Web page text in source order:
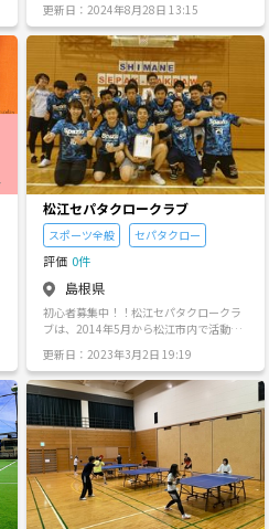
えて楽しく歌って交流するカラオケサー
クルです。 洋楽のジャンルは特にないで
す。 多種多様な洋楽を歌って楽しみたい
です。 洋楽好きなら男女、年齢は問いま
せん。 洋楽初心者も大歓迎です。
更新日：2024年8月28日 13:15
松江セパタクロークラブ
スポーツ全般 セパタクロー
評価 0件
島根県
初心者募集中！！松江セパタクロークラ
ブは、2014年5月から松江市内で活動中
心に男女20名程度で活動してます。 年
齢・性別・スポーツ経験問わず、いつで
もメンバー募集中です。 ほとんどが初心
者ですので、お気軽にご連絡ください！
【サークル設立の想い】 日本ではまだま
だマイナーなセパタクロー。 サッカー経
験がなくても、男女で楽しめる、魅力あ
るスポーツです！ そんなセパタクローが
できるのは、山陰では松江セパだけ！ 新
しいことを始めたい方、いつでも体験参
更新日：2023年3月2日 19:19